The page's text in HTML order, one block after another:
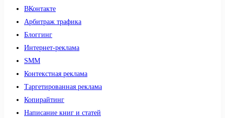
ВКонтакте
Арбитраж трафика
Блоггинг
Интернет-реклама
SMM
Контекстная реклама
Таргетированная реклама
Копирайтинг
Написание книг и статей